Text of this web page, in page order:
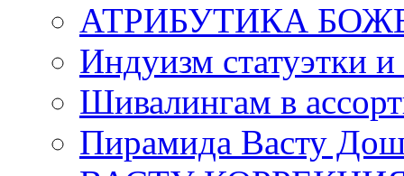
АТРИБУТИКА
Индуизм статуэтки
Шивалингам в
Пирамида Васту